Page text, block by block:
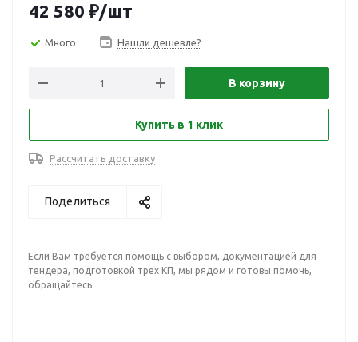
42 580 ₽/шт
Много Нашли дешевле?
В корзину
Купить в 1 клик
Рассчитать доставку
Поделиться
Если Вам требуется помощь с выбором, документацией для
тендера, подготовкой трех КП, мы рядом и готовы помочь,
обращайтесь